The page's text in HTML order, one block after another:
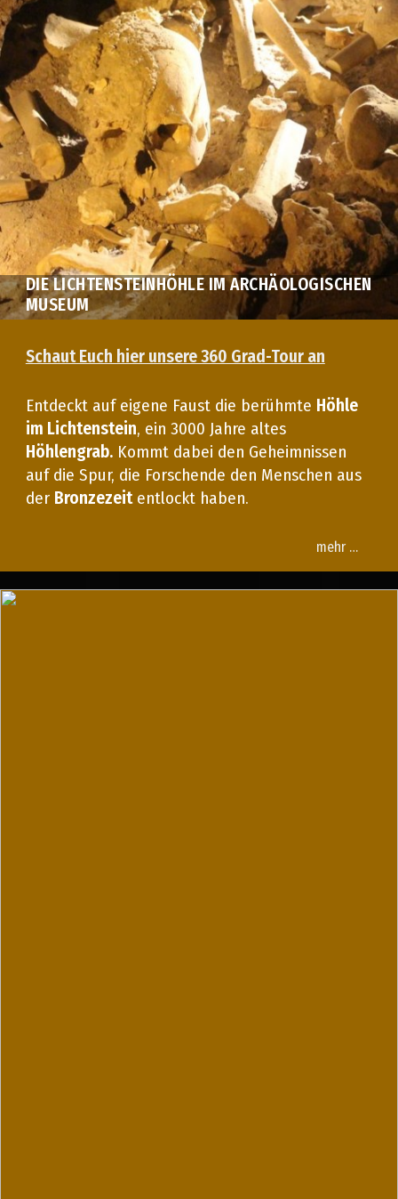
DIE LICHTENSTEINHÖHLE IM ARCHÄOLOGISCHEN
MUSEUM
Schaut Euch hier unsere 360 Grad-Tour an
Entdeckt auf eigene Faust die berühmte Höhle
im Lichtenstein, ein 3000 Jahre altes
Höhlengrab.Kommt dabei den Geheimnissen
auf die Spur, die Forschende den Menschen aus
der Bronzezeitentlockt haben.
mehr …